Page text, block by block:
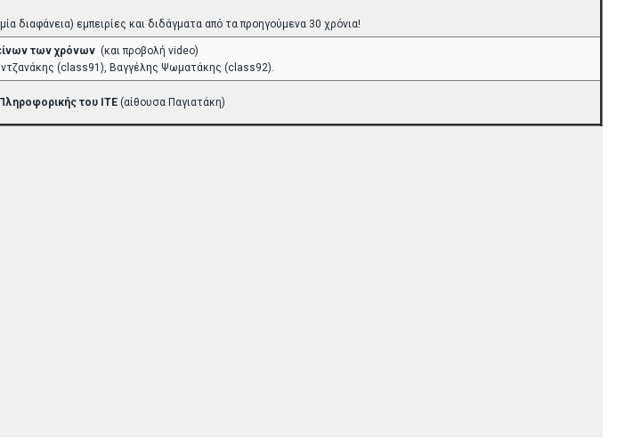
διαφάνεια) εμπειρίες και διδάγματα από τα προηγούμενα 30 χρόνια!
των χρόνων (και προβολή video)
(class91), Βαγγέλης Ψωματάκης (class92).
του ΙΤΕ (αίθουσα Παγιατάκη)